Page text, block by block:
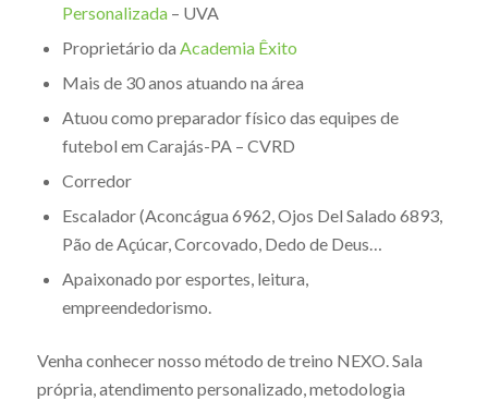
Personalizada– UVA
Proprietário da Academia Êxito
Mais de 30 anos atuando na área
Atuou como preparador físico das equipes de
futebol em Carajás-PA – CVRD
Corredor
Escalador (Aconcágua 6962, Ojos Del Salado 6893,
Pão de Açúcar, Corcovado, Dedo de Deus…
Apaixonado por esportes, leitura,
empreendedorismo.
Venha conhecer nosso método de treino NEXO. Sala
própria, atendimento personalizado, metodologia